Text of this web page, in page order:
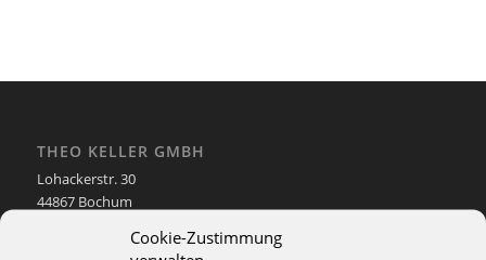
Cookie-Zustimmung
THEO KELLER GMBH
Lohackerstr. 30
44867 Bochum
info@theko-collection.com